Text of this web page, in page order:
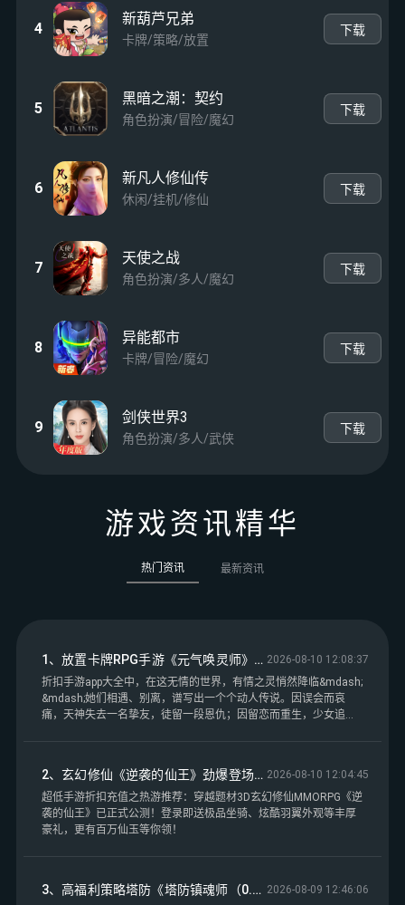
4
新葫芦兄弟
卡牌/策略/放置
下载
5
黑暗之潮：契约
角色扮演/冒险/魔幻
下载
6
新凡人修仙传
休闲/挂机/修仙
下载
7
天使之战
角色扮演/多人/魔幻
下载
8
异能都市
卡牌/冒险/魔幻
下载
9
剑侠世界3
角色扮演/多人/武侠
下载
游戏资讯精华
热门资讯 最新资讯
1、放置卡牌RPG手游《元气唤灵师》邀你来玩！——折扣手游app大全 2026-08-10 12:08:37
折扣手游app大全中，在这无情的世界，有情之灵悄然降临&mdash;
&mdash;她们相遇、别离，谱写出一个个动人传说。因误会而哀
痛，天神失去一名挚友，徒留一段恩仇；因留恋而重生，少女追寻
爱恨交织，命运交错。而你，唤灵师&mdash;&mdash;能够召唤无
数战灵的你，将与他们并肩作战，直面这片土地上的一切情与劫。
你将留下怎样的传说？书写多少动人的篇章？《元气唤灵师》，命
运与注定，由你来改写。
2、玄幻修仙《逆袭的仙王》劲爆登场！——超低手游折扣充值 2026-08-10 12:04:45
超低手游折扣充值之热游推荐：穿越题材3D玄幻修仙MMORPG《逆
袭的仙王》已正式公测！登录即送极品坐骑、炫酷羽翼外观等丰厚
豪礼，更有百万仙玉等你领！
3、高福利策略塔防《塔防镇魂师（0.1折648福利版）》免费版火热上线！——手游充值折扣平台 2026-08-09 12:46:06